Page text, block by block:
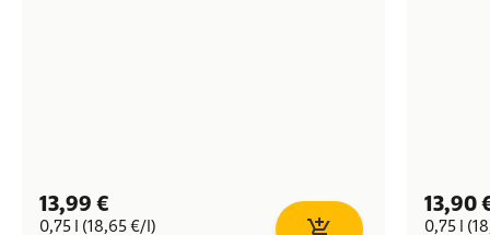
Angebot
13,99 €
0,75 l (18,65 €/l)
13,90
0,75 l